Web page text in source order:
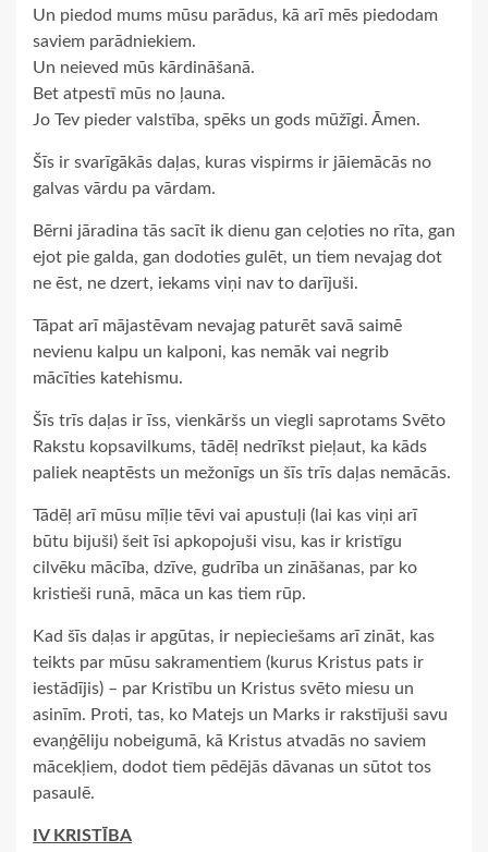
Un piedod mums mūsu parādus, kā arī mēs piedodam
saviem parādniekiem.
Un neieved mūs kārdināšanā.
Bet atpestī mūs no ļauna.
Jo Tev pieder valstība, spēks un gods mūžīgi. Āmen.
Šīs ir svarīgākās daļas, kuras vispirms ir jāiemācās no
galvas vārdu pa vārdam.
Bērni jāradina tās sacīt ik dienu gan ceļoties no rīta, gan
ejot pie galda, gan dodoties gulēt, un tiem nevajag dot
ne ēst, ne dzert, iekams viņi nav to darījuši.
Tāpat arī mājastēvam nevajag paturēt savā saimē
nevienu kalpu un kalponi, kas nemāk vai negrib
mācīties katehismu.
Šīs trīs daļas ir īss, vienkāršs un viegli saprotams Svēto
Rakstu kopsavilkums, tādēļ nedrīkst pieļaut, ka kāds
paliek neaptēsts un mežonīgs un šīs trīs daļas nemācās.
Tādēļ arī mūsu mīļie tēvi vai apustuļi (lai kas viņi arī
būtu bijuši) šeit īsi apkopojuši visu, kas ir kristīgu
cilvēku mācība, dzīve, gudrība un zināšanas, par ko
kristieši runā, māca un kas tiem rūp.
Kad šīs daļas ir apgūtas, ir nepieciešams arī zināt, kas
teikts par mūsu sakramentiem (kurus Kristus pats ir
iestādījis) – par Kristību un Kristus svēto miesu un
asinīm. Proti, tas, ko Matejs un Marks ir rakstījuši savu
evaņģēliju nobeigumā, kā Kristus atvadās no saviem
mācekļiem, dodot tiem pēdējās dāvanas un sūtot tos
pasaulē.
IV KRISTĪBA